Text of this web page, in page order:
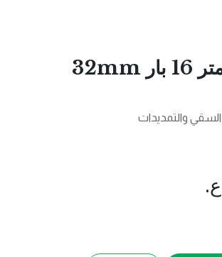
انبوب 150متر 16 بار 32mm
والتمديدات